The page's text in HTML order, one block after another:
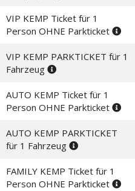
VIP KEMP Ticket für 1
Person OHNE Parkticket
VIP KEMP PARKTICKET für 1
Fahrzeug
AUTO KEMP Ticket für 1
Person OHNE Parkticket
AUTO KEMP PARKTICKET
für 1 Fahrzeug
FAMILY KEMP Ticket für 1
Person OHNE Parkticket